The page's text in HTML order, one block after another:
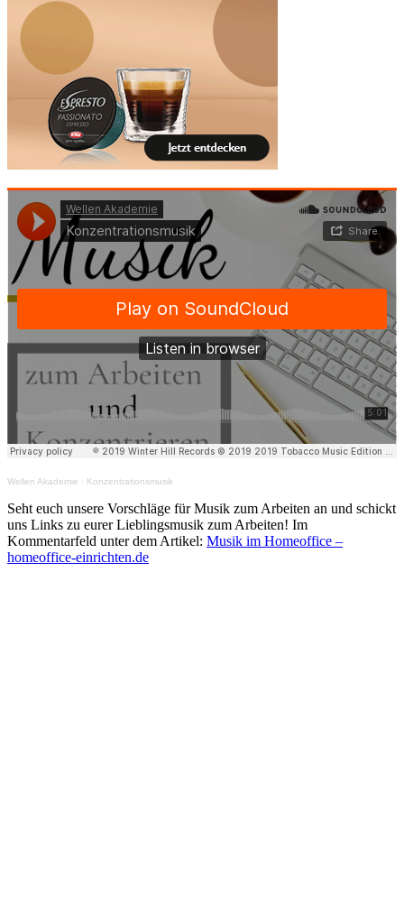
Wellen Akademie · Konzentrationsmusik
Seht euch unsere Vorschläge für Musik zum Arbeiten an und schickt
uns Links zu eurer Lieblingsmusik zum Arbeiten! Im
Kommentarfeld unter dem Artikel: Musik im Homeoffice –
homeoffice-einrichten.de